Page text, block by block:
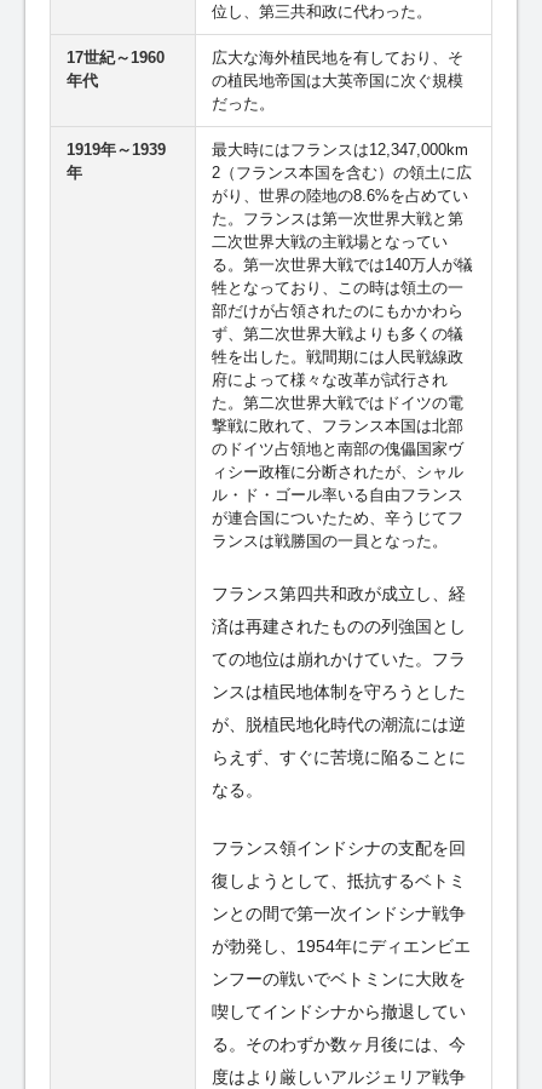
位し、第三共和政に代わった。
17世紀～1960
年代
広大な海外植民地を有しており、そ
の植民地帝国は大英帝国に次ぐ規模
だった。
1919年～1939
年
最大時にはフランスは12,347,000km
2（フランス本国を含む）の領土に広
がり、世界の陸地の8.6%を占めてい
た。フランスは第一次世界大戦と第
二次世界大戦の主戦場となってい
る。第一次世界大戦では140万人が犠
牲となっており、この時は領土の一
部だけが占領されたのにもかかわら
ず、第二次世界大戦よりも多くの犠
牲を出した。戦間期には人民戦線政
府によって様々な改革が試行され
た。第二次世界大戦ではドイツの電
撃戦に敗れて、フランス本国は北部
のドイツ占領地と南部の傀儡国家ヴ
ィシー政権に分断されたが、シャル
ル・ド・ゴール率いる自由フランス
が連合国についたため、辛うじてフ
ランスは戦勝国の一員となった。
フランス第四共和政が成立し、経
済は再建されたものの列強国とし
ての地位は崩れかけていた。フラ
ンスは植民地体制を守ろうとした
が、脱植民地化時代の潮流には逆
らえず、すぐに苦境に陥ることに
なる。
フランス領インドシナの支配を回
復しようとして、抵抗するベトミ
ンとの間で第一次インドシナ戦争
が勃発し、1954年にディエンビエ
ンフーの戦いでベトミンに大敗を
喫してインドシナから撤退してい
る。そのわずか数ヶ月後には、今
度はより厳しいアルジェリア戦争